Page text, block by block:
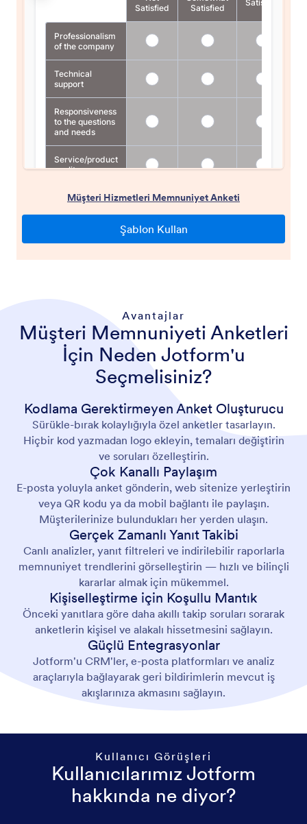
Avantajlar
Müşteri Memnuniyeti Anketleri
İçin Neden Jotform'u
Seçmelisiniz?
Kodlama Gerektirmeyen Anket Oluşturucu
Sürükle-bırak kolaylığıyla özel anketler tasarlayın.
Hiçbir kod yazmadan logo ekleyin, temaları değiştirin
ve soruları özelleştirin.
Çok Kanallı Paylaşım
E-posta yoluyla anket gönderin, web sitenize yerleştirin
veya QR kodu ya da mobil bağlantı ile paylaşın.
Müşterilerinize bulundukları her yerden ulaşın.
Gerçek Zamanlı Yanıt Takibi
Canlı analizler, yanıt filtreleri ve indirilebilir raporlarla
memnuniyet trendlerini görselleştirin — hızlı ve bilinçli
kararlar almak için mükemmel.
Kişiselleştirme için Koşullu Mantık
Önceki yanıtlara göre daha akıllı takip soruları sorarak
anketlerin kişisel ve alakalı hissetmesini sağlayın.
Güçlü Entegrasyonlar
Jotform'u CRM'ler, e-posta platformları ve analiz
araçlarıyla bağlayarak geri bildirimlerin mevcut iş
akışlarınıza akmasını sağlayın.
Kullanıcı Görüşleri
Kullanıcılarımız Jotform
hakkında ne diyor?